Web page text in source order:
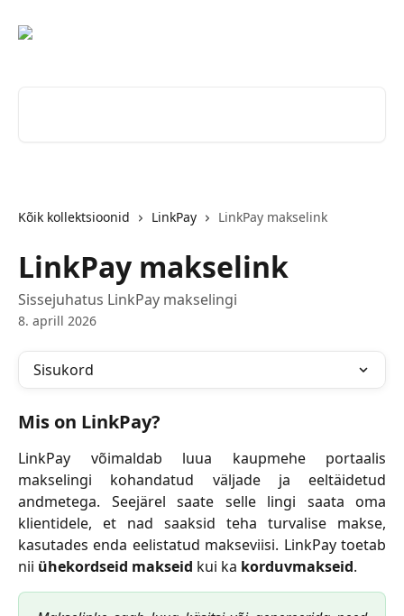
Kõik kollektsioonid LinkPay LinkPay makselink
LinkPay makselink
Sissejuhatus LinkPay makselingi
8. aprill 2026
Sisukord
Mis on LinkPay?
LinkPay võimaldab luua kaupmehe portaalis
makselingi kohandatud väljade ja eeltäidetud
andmetega. Seejärel saate selle lingi saata oma
klientidele, et nad saaksid teha turvalise makse,
kasutades enda eelistatud makseviisi. LinkPay toetab
nii ühekordseid makseid kui ka korduvmakseid.